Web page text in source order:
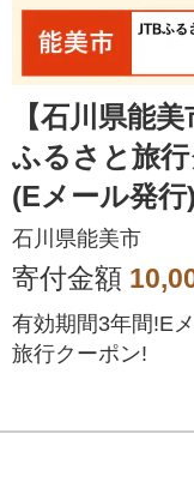
【石川県能
ふるさと旅
(Eメール発行
分
石川県能美市
寄付金額
有効期間3年間!E
旅行クーポン!